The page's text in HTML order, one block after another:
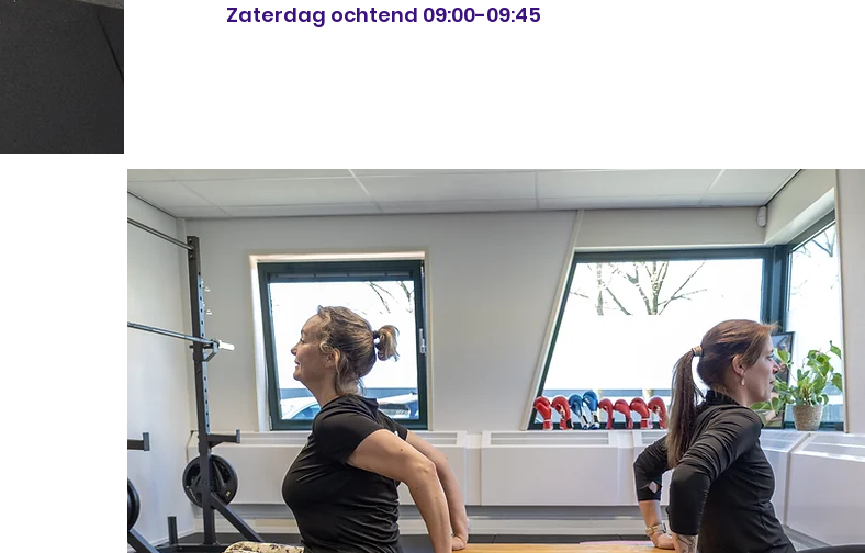
Zaterdag ochtend 09:00-09:45